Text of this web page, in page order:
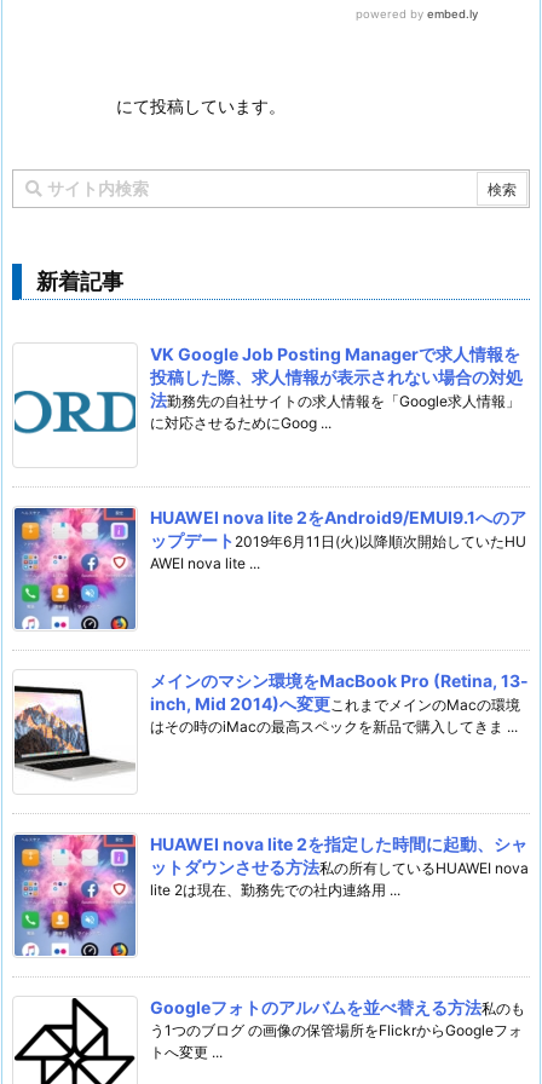
にて投稿しています。
新着記事
VK Google Job Posting Managerで求人情報を
投稿した際、求人情報が表示されない場合の対処
法勤務先の自社サイトの求人情報を「Google求人情報」
に対応させるためにGoog ...
HUAWEI nova lite 2をAndroid9/EMUI9.1へのア
ップデート 2019年6月11日(火)以降順次開始していたHU
AWEI nova lite ...
メインのマシン環境をMacBook Pro (Retina, 13-
inch, Mid 2014)へ変更これまでメインのMacの環境
はその時のiMacの最高スペックを新品で購入してきま ...
HUAWEI nova lite 2を指定した時間に起動、シャ
ットダウンさせる方法私の所有しているHUAWEI nova
lite 2は現在、勤務先での社内連絡用 ...
Googleフォトのアルバムを並べ替える方法私のも
う1つのブログ の画像の保管場所をFlickrからGoogleフォ
トへ変更 ...